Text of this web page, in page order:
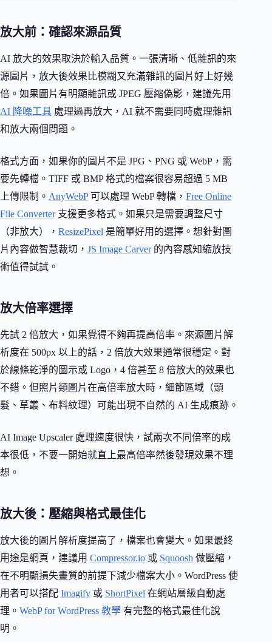
放大前：確認來源品質
AI 放大的效果取決於輸入品質。一張清晰、低雜訊的來
源圖片，放大後效果比模糊又充滿雜訊的圖片好上好幾
倍。如果圖片有明顯雜訊或 JPEG 壓縮偽影，建議先用
AI 降噪工具 處理過再放大，AI 就不需要同時處理雜訊
和放大兩個問題。
格式方面，如果你的圖片不是 JPG、PNG 或 WebP，需
要先轉檔。TIFF 或 BMP 格式的檔案很容易超過 5 MB
上傳限制。 AnyWebP可以處理 WebP 轉檔， Free Online
File Converter支援更多格式。如果只是需要調整尺寸
（非放大）， ResizePixel 是簡單好用的選擇。想針對圖
片內容做智慧裁切， JS Image Carver的內容感知縮放技
術值得試試。
放大倍率選擇
先試 2 倍放大，如果覺得不夠再提高倍率。來源圖片解
析度在 500px 以上的話，2 倍放大效果通常很穩定。對
於線條乾淨的圖示或 Logo，4 倍甚至 8 倍放大的效果也
不錯。但照片類圖片在高倍率放大時，細節區域（頭
髮、草叢、布料紋理）可能出現不自然的 AI 生成痕跡。
AI Image Upscaler 處理速度很快，試兩次不同倍率的成
本很低，不要一開始就直上最高倍率然後發現效果不理
想。
放大後：壓縮與格式最佳化
放大後的圖片解析度提高了，檔案也會變大。如果最終
用途是網頁，建議用 Compressor.io 或 Squoosh 做壓縮，
在不明顯損失畫質的前提下減少檔案大小。WordPress 使
用者可以搭配 Imagify 或 ShortPixel 在網站層級自動處
理。 WebP for WordPress 教學 有完整的格式最佳化說
明。